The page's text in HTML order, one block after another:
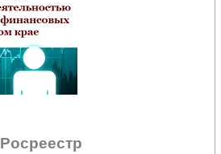
Росреестр